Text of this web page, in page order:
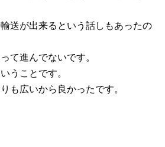
送が出来るという話しもあったの
て進んでないです。
うことです。
も広いから良かったです。